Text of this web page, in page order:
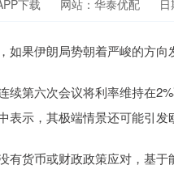
下载 网站：华泰优配
果伊朗局势朝着严峻的方向
第六次会议将利率维持在2%
表示，其极端情景还可能引发
货币或财政政策应对，基于